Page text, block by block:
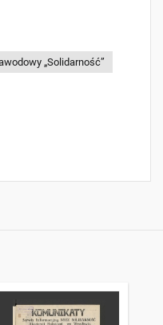
„Solidarność”